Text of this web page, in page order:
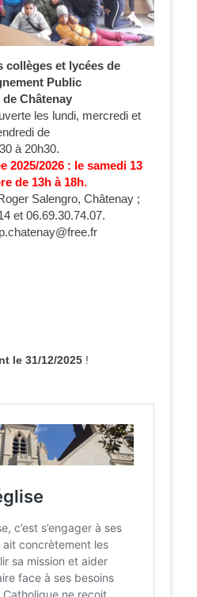
collèges et lycées de
Public
de Châtenay
les lundi, mercredi et
de
à 20h30.
2025/2026 : le samedi 13
de 13h à 18h.
Salengro, Châtenay ;
et 06.69.30.74.07.
le 31/12/2025 !